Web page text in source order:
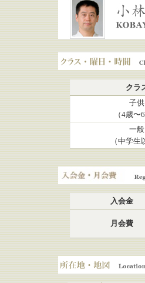
小林弘明 道場長
クラス・曜日・時間
クラ
子供
（4歳〜
一般
（中学生
入会金・月会費
入会金
月会費
所在地・地図